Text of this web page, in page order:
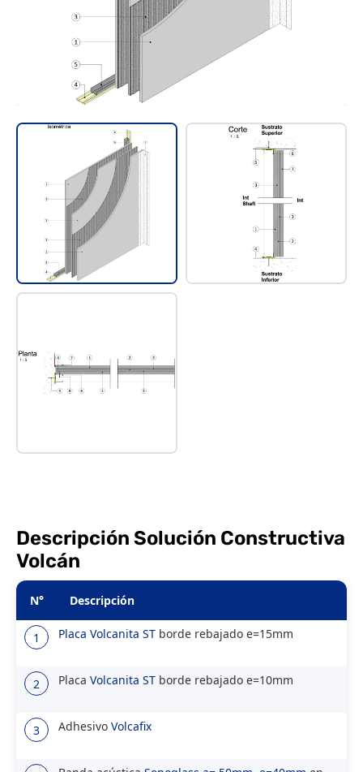
Descripción Solución Constructiva
Volcán
N° Descripción
1 Placa Volcanita ST borde rebajado e=15mm
2 Placa Volcanita ST borde rebajado e=10mm
3 Adhesivo Volcafix